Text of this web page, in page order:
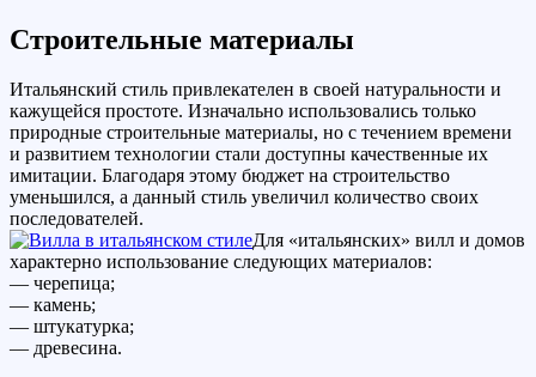
Строительные материалы
Итальянский стиль привлекателен в своей натуральности и
кажущейся простоте. Изначально использовались только
природные строительные материалы, но с течением времени
и развитием технологии стали доступны качественные их
имитации. Благодаря этому бюджет на строительство
уменьшился, а данный стиль увеличил количество своих
последователей.
Для «итальянских» вилл и домов
характерно использование следующих материалов:
— черепица;
— камень;
— штукатурка;
— древесина.